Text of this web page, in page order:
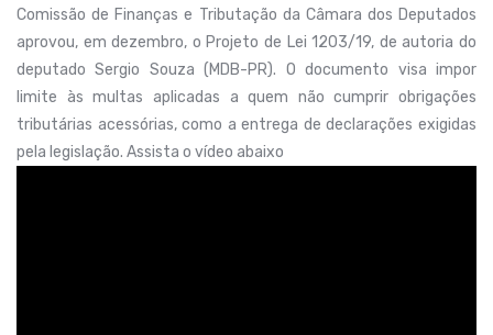
Comissão de Finanças e Tributação da Câmara dos Deputados
aprovou, em dezembro, o Projeto de Lei 1203/19, de autoria do
deputado Sergio Souza (MDB-PR). O documento visa impor
limite às multas aplicadas a quem não cumprir obrigações
tributárias acessórias, como a entrega de declarações exigidas
pela legislação. Assista o vídeo abaixo